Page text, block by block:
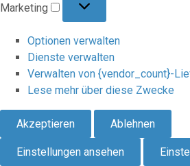
Marketing
Optionen verwalten
Dienste verwalten
Verwalten von {vendor_count}-
Lese mehr über diese Zwecke
Akzeptieren Ablehnen
Einstellungen ansehen